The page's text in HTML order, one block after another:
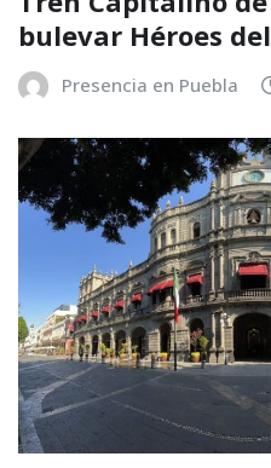
bulevar Héroes
Presencia en Puebla